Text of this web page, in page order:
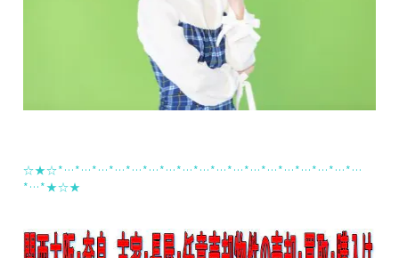
☆★☆*…*…*…*…*…*…*…*…*…*…*…*…*…*…*…*…*…*…
*…*★☆★